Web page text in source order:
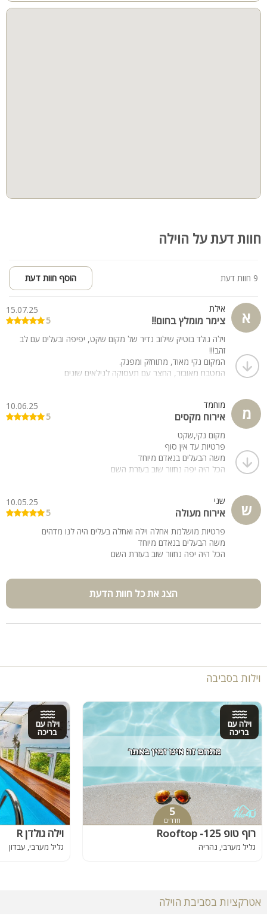
חוות דעת על הוילה
9 חוות דעת הוסף חוות דעת
א אילת
צימר מומלץ בחום!!
15.07.25
5
וילה גולד בוטיק שילוב נדיר של מקום שקט, יפיפה ובעלים עם לב
זהב!!!
המקום נקי מאוד, מתוחזק ומפנק.
המטבח מאובזר, החצר עם תעסוקה לגילאים שונים
כל הפינוקים במקום אחד!!!
מ מוחמד
אירוח מקסים
10.06.25
5
מקום נקי,שקט
פרטיות עד אין סוף
משה הבעלים בנאדם מיוחד
הכל היה יפה נחזור שוב בעזרת השם
ש שני
אירוח מעולה
10.05.25
5
פרטיות מושלמת אחלה וילה ואחלה בעלים היה לנו מדהים
משה הבעלים בנאדם מיוחד
הכל היה יפה נחזור שוב בעזרת השם
הצג את כל חוות הדעת
וילות בסביבה
וילה עם
בריכה
5
חדרים
רוף טופ 125- Rooftop
גליל מערבי, נהריה
וילה עם
בריכה
וילה גולדן R
גליל מערבי, עבדון
אטרקציות בסביבת הוילה